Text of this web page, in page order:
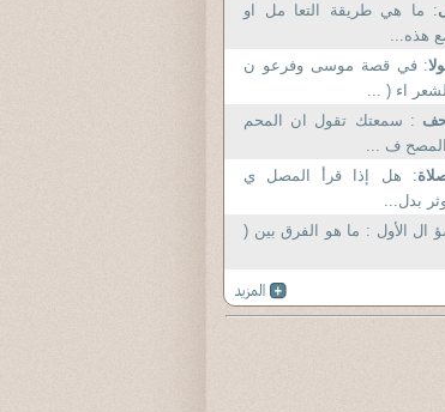
: ما هي طريقة التعا مل او
هذه...
: في قصة موسى وفرعو ن
اء ( ...
: سمعتك تقول ان المحم
ف ...
: هل إذا قرأ المصل ي
بدل...
ال الأول : ما هو الفرق بين (